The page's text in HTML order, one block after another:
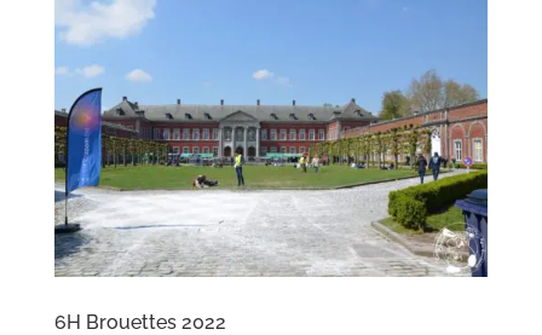
6H Brouettes 2022